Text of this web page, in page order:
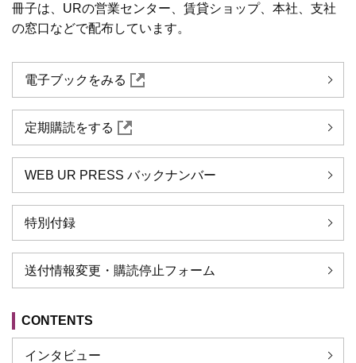
冊子は、URの営業センター、賃貸ショップ、本社、支社
の窓口などで配布しています。
電子ブックをみる
定期購読をする
WEB UR PRESS バックナンバー
特別付録
送付情報変更・購読停止フォーム
CONTENTS
インタビュー